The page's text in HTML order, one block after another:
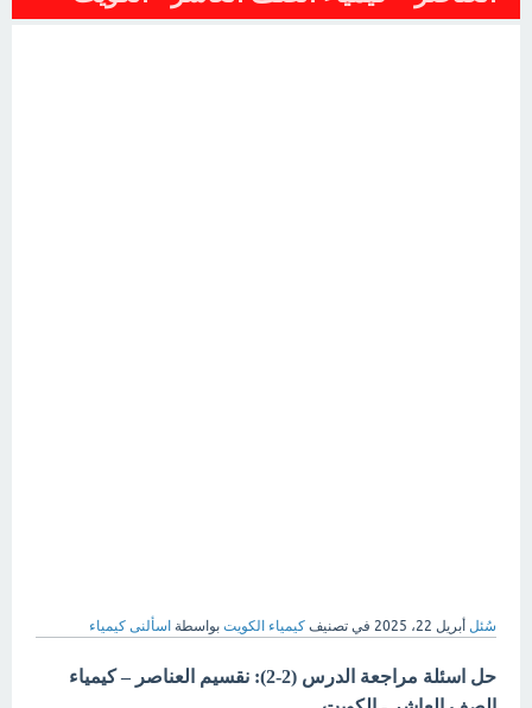
سُئل أبريل 22، 2025 في تصنيف كيمياء الكويت بواسطة اسألنى كيمياء
حل اسئلة مراجعة الدرس (2-2): نقسيم العناصر – كيمياء